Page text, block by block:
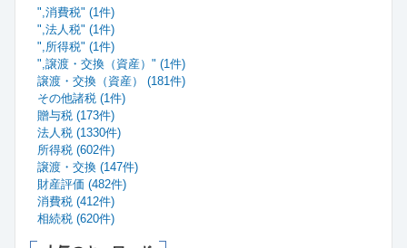
",消費税" (1件)
",法人税" (1件)
",所得税" (1件)
",譲渡・交換（資産）" (1件)
譲渡・交換（資産） (181件)
その他諸税 (1件)
贈与税 (173件)
法人税 (1330件)
所得税 (602件)
譲渡・交換 (147件)
財産評価 (482件)
消費税 (412件)
相続税 (620件)